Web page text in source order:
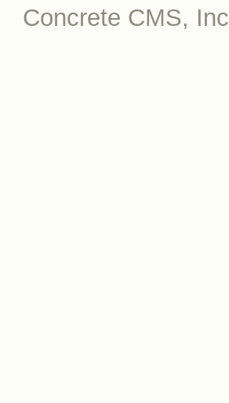
Concrete CMS, Inc